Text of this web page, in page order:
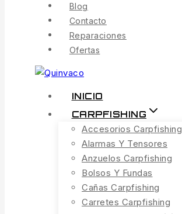
Blog
Contacto
Reparaciones
Ofertas
INICIO
CARPFISHING
Accesorios Carpfishing
Alarmas Y Tensores
Anzuelos Carpfishing
Bolsos Y Fundas
Cañas Carpfishing
Carretes Carpfishing